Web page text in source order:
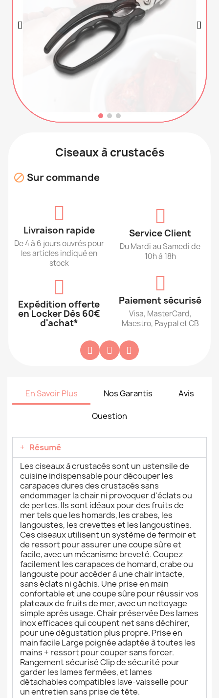
Ciseaux à crustacés
 Sur commande
Livraison rapide
De 4 à 6 jours ouvrés pour
les articles indiqué en
stock
Expédition offerte
en Locker Dès 60€
d'achat*
Service Client
Du Mardi au Samedi de
10h à 18h
Paiement sécurisé
Visa, MasterCard,
Maestro, Paypal et CB
En Savoir Plus Nos Garantis Avis
Question
Résumé
Les ciseaux à crustacés sont un ustensile de
cuisine indispensable pour découper les
carapaces dures des crustacés sans
endommager la chair ni provoquer d'éclats ou
de pertes. Ils sont idéaux pour des fruits de
mer tels que les homards, les crabes, les
langoustes, les crevettes et les langoustines.
Ces ciseaux utilisent un système de fermoir et
de ressort pour assurer une coupe sûre et
facile, avec un mécanisme breveté. Coupez
facilement les carapaces de homard, crabe ou
langouste pour accéder à une chair intacte,
sans éclats ni gâchis. Une prise en main
confortable et une coupe sûre pour réussir vos
plateaux de fruits de mer, avec un nettoyage
simple après usage. Chair préservée Des lames
inox efficaces qui coupent net sans déchirer,
pour une dégustation plus propre. Prise en
main facile Large poignée adaptée à toutes les
mains + ressort pour couper sans forcer.
Rangement sécurisé Clip de sécurité pour
garder les lames fermées, et lames
détachables compatibles lave-vaisselle pour
un entretien sans prise de tête.